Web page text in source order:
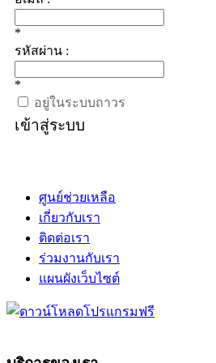
*
รหัสผ่าน :
*
อยู่ในระบบถาวร
เข้าสู่ระบบ
ศูนย์ช่วยเหลือ
เกี่ยวกับเรา
ติดต่อเรา
ร่วมงานกับเรา
แผนผังเว็บไซต์